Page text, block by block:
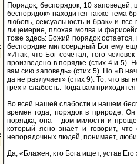
Порядок, беспорядок, 10
беспорядок» находится также тема
любовь, сексуальность и брак» и
лицемерие, плохая молва и
тоже здесь: Божий порядок
беспорядке милосердный Бог ему
«Итак, что Бог сочетал, того
произведено в порядке (стих 4 и 5).
вам сию заповедь» (стих 5). Но «В
да не разлучает» (стих 9). То, что вы
грех и слабость. Тогда вам
Во всей нашей слабости и нашем
времен года, порядок в природе,
порядка, она – дом милости и
который ясно знает и говорит,
непорядочных людей, понимает,
Да, «Блажен, кто Бога ищет, устав